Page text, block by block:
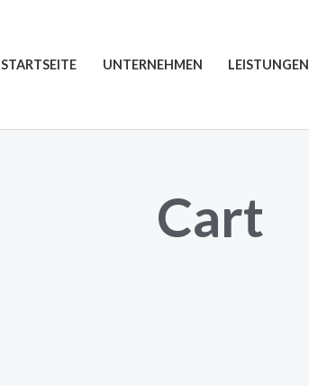
STARTSEITE UNTERNEHMEN LEISTUNGEN
Cart